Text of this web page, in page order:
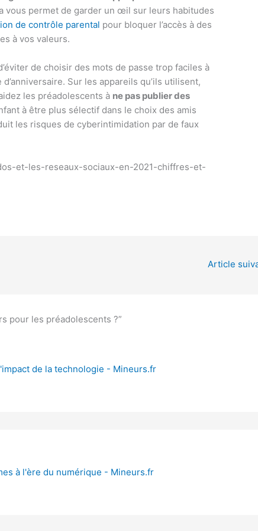
vous permet de garder un œil sur leurs habitudes
de contrôle parental pour bloquer l’accès à des
à vos valeurs.
de choisir des mots de passe trop faciles à
Sur les appareils qu’ils utilisent,
les préadolescents à ne pas publier des
à être plus sélectif dans le choix des amis
les risques de cyberintimidation par de faux
et-les-reseaux-sociaux-en-2021-chiffres-et-
Article
pour les préadolescents ?”
de la technologie - Mineurs.fr
à l'ère du numérique - Mineurs.fr